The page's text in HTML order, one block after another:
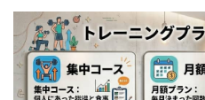
か？
5.2
Q2.ど
れく
らい